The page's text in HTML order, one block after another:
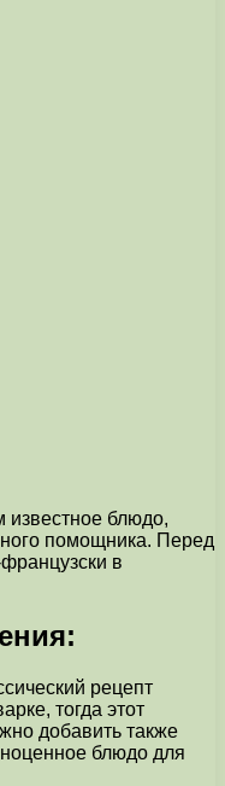
известное блюдо,
помощника. Перед
в
рецепт
тогда этот
добавить также
блюдо для